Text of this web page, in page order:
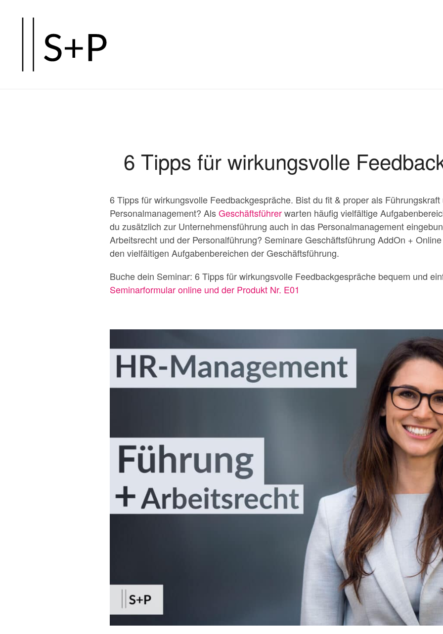
Hauptinhalt
springen
6 Tipps für wirkungsvolle
6 Tipps für wirkungsvolle Feedbackgespräche. Bist du fit & proper als Führungskraft
Personalmanagement? AlsGeschäftsführerwarten häufig vielfältige
du zusätzlich zur Unternehmensführung auch in das Personalmanagement
Arbeitsrecht und der Personalführung? Seminare Geschäftsführung AddOn +
den vielfältigen Aufgabenbereichen der Geschäftsführung.
Buche dein Seminar: 6 Tipps für wirkungsvolle Feedbackgespräche bequem und
Seminarformular online und der Produkt Nr. E01